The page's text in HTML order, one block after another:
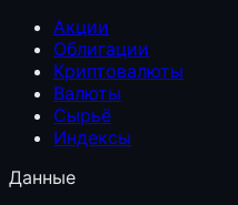
Акции
Облигации
Криптовалюты
Валюты
Сырьё
Индексы
Данные